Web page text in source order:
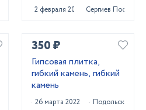
2 февраля 2022 Сергиев Посад
350 ₽
Гипсовая плитка,
гибкий камень, гибкий
камень
26 марта 2022 Подольск